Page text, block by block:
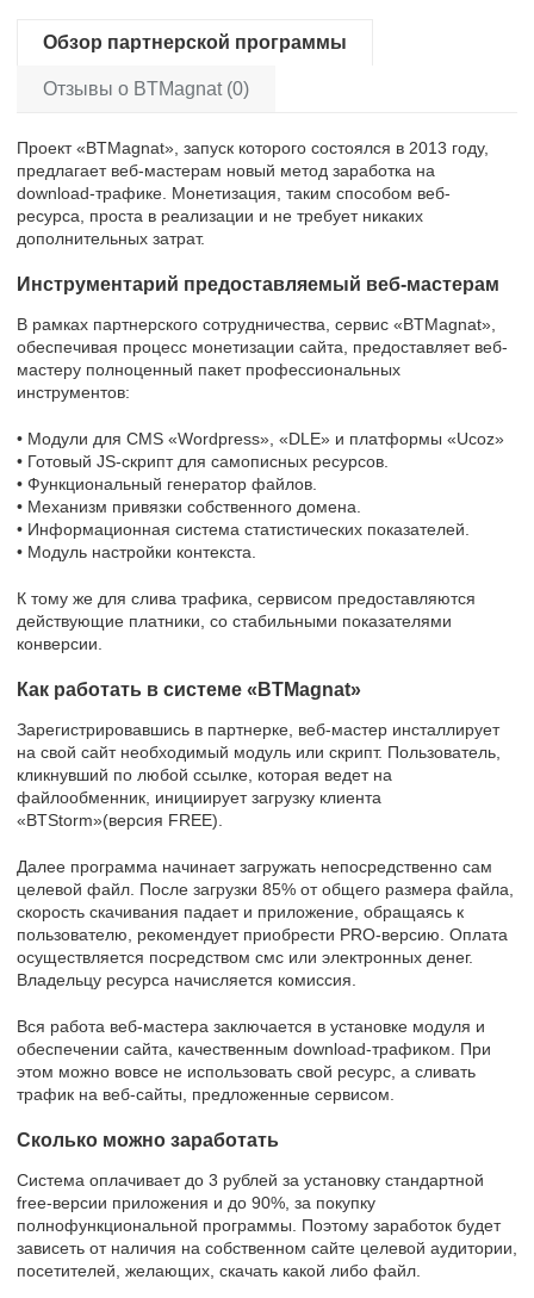
Обзор партнерской программы
Отзывы о BTMagnat (0)
Проект «BTMagnat», запуск которого состоялся в 2013 году,
предлагает веб-мастерам новый метод заработка на
download-трафике. Монетизация, таким способом веб-
ресурса, проста в реализации и не требует никаких
дополнительных затрат.
Инструментарий предоставляемый веб-мастерам
В рамках партнерского сотрудничества, сервис «BTMagnat»,
обеспечивая процесс монетизации сайта, предоставляет веб-
мастеру полноценный пакет профессиональных
инструментов:
• Модули для CMS «Wordpress», «DLE» и платформы «Ucoz»
• Готовый JS-скрипт для самописных ресурсов.
• Функциональный генератор файлов.
• Механизм привязки собственного домена.
• Информационная система статистических показателей.
• Модуль настройки контекста.
К тому же для слива трафика, сервисом предоставляются
действующие платники, со стабильными показателями
конверсии.
Как работать в системе «BTMagnat»
Зарегистрировавшись в партнерке, веб-мастер инсталлирует
на свой сайт необходимый модуль или скрипт. Пользователь,
кликнувший по любой ссылке, которая ведет на
файлообменник, инициирует загрузку клиента
«BTStorm»(версия FREE).
Далее программа начинает загружать непосредственно сам
целевой файл. После загрузки 85% от общего размера файла,
скорость скачивания падает и приложение, обращаясь к
пользователю, рекомендует приобрести PRO-версию. Оплата
осуществляется посредством смс или электронных денег.
Владельцу ресурса начисляется комиссия.
Вся работа веб-мастера заключается в установке модуля и
обеспечении сайта, качественным download-трафиком. При
этом можно вовсе не использовать свой ресурс, а сливать
трафик на веб-сайты, предложенные сервисом.
Сколько можно заработать
Система оплачивает до 3 рублей за установку стандартной
free-версии приложения и до 90%, за покупку
полнофункциональной программы. Поэтому заработок будет
зависеть от наличия на собственном сайте целевой аудитории,
посетителей, желающих, скачать какой либо файл.